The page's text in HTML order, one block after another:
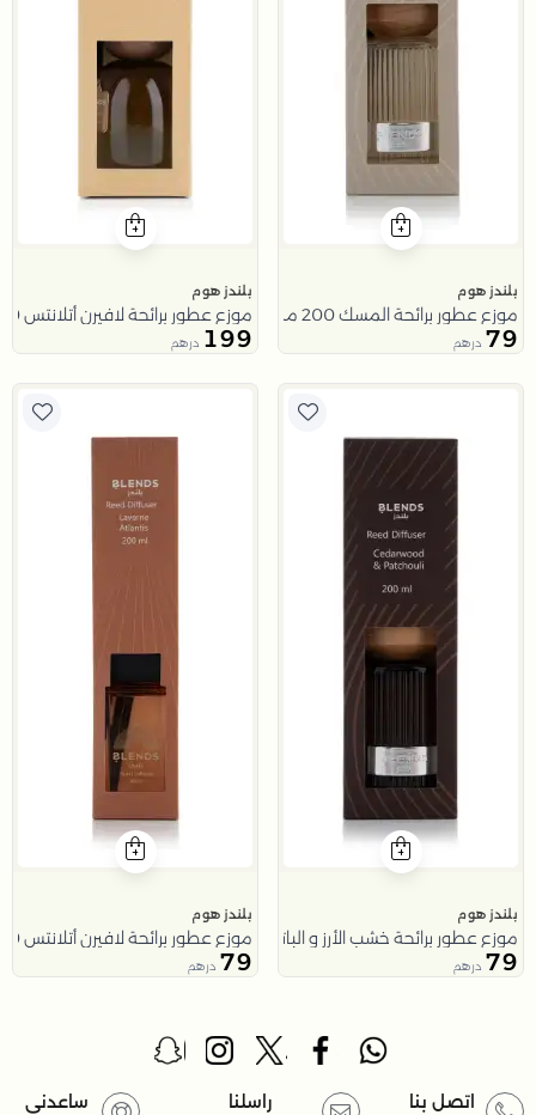
بلندز هوم
موزع عطور برائحة المسك 200 مل باللون البيج من ملاذ
79 درهم
بلندز هوم
موزع عطور برائحة لافيرن أتلانتس 1000 مل من ملاذ
199 درهم
بلندز هوم
موزع عطور برائحة خشب الأرز و الباتشولي 200 مل من ملاذ
79 درهم
بلندز هوم
موزع عطور برائحة لافيرن أتلانتس 200 مل باللون البني من ملاذ
79 درهم
اتصل بنا راسلنا ساعدني